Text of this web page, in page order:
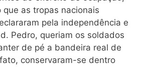
que as tropas nacionais
pela independência e
Pedro, queriam os soldados
de pé a bandeira real de
conservaram-se dentro